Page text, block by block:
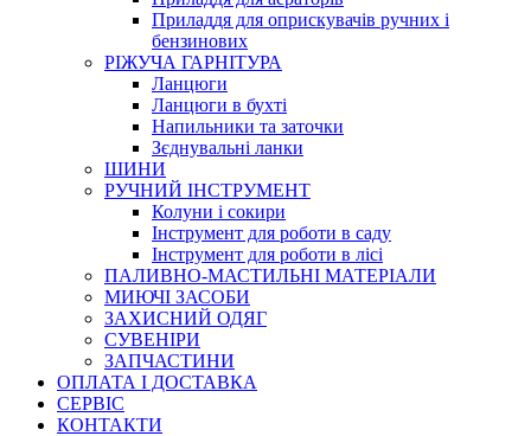
Приладдя для оприскувачів ручних і
бензинових
РІЖУЧА ГАРНІТУРА
Ланцюги
Ланцюги в бухті
Напильники та заточки
Зєднувальні ланки
ШИНИ
РУЧНИЙ ІНСТРУМЕНТ
Колуни і сокири
Інструмент для роботи в саду
Інструмент для роботи в лісі
ПАЛИВНО-МАСТИЛЬНІ МАТЕРІАЛИ
МИЮЧІ ЗАСОБИ
ЗАХИСНИЙ ОДЯГ
СУВЕНІРИ
ЗАПЧАСТИНИ
ОПЛАТА І ДОСТАВКА
СЕРВІС
КОНТАКТИ